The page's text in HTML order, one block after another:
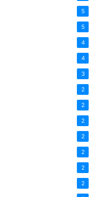
5
5
4
4
3
2
2
2
2
2
2
2